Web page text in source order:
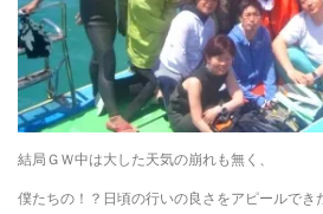
結局ＧＷ中は大した天気の崩れも無く、
僕たちの！？日頃の行いの良さをアピールでき